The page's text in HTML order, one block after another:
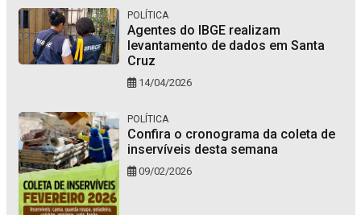
POLÍTICA
Agentes do IBGE realizam
levantamento de dados em Santa
Cruz
14/04/2026
POLÍTICA
Confira o cronograma da coleta de
inservíveis desta semana
09/02/2026